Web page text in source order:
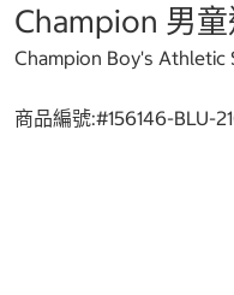
Champion 男
Champion Boy's Athletic
商品編號:#156146-BLU-